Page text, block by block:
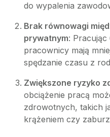
do wypalenia
Brak równowagi
prywatnym: Pracując
pracownicy mają
spędzanie czasu z
Zwiększone ryzyko
obciążenie pracą
zdrowotnych, takich
krążeniem czy